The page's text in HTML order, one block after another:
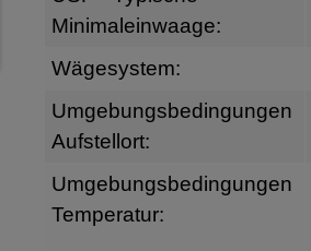
Minimaleinwaage:
Wägesystem:
Umgebungsbedingungen
Aufstellort:
Umgebungsbedingungen
Temperatur: